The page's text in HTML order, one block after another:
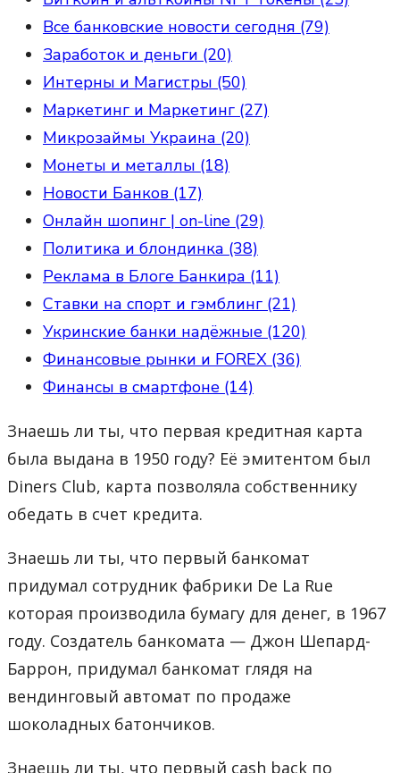
Все банковские новости сегодня (79)
Заработок и деньги (20)
Интерны и Магистры (50)
Маркетинг и Маркетинг (27)
Микрозаймы Украина (20)
Монеты и металлы (18)
Новости Банков (17)
Онлайн шопинг | on-line (29)
Политика и блондинка (38)
Реклама в Блоге Банкира (11)
Ставки на спорт и гэмблинг (21)
Укринские банки надёжные (120)
Финансовые рынки и FOREX (36)
Финансы в смартфоне (14)
Знаешь ли ты, что первая кредитная карта
была выдана в 1950 году? Её эмитентом был
Diners Club, карта позволяла собственнику
обедать в счет кредита.
Знаешь ли ты, что первый банкомат
придумал сотрудник фабрики De La Rue
которая производила бумагу для денег, в 1967
году. Создатель банкомата — Джон Шепард-
Баррон, придумал банкомат глядя на
вендинговый автомат по продаже
шоколадных батончиков.
Знаешь ли ты, что первый cash back по